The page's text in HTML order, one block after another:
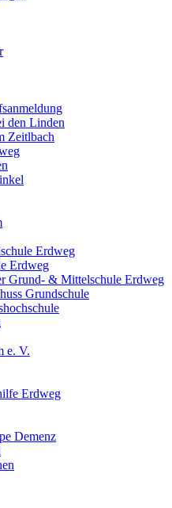
den Linden
Zeitlbach
Erdweg
Erdweg
Grund- & Mittelschule Erdweg
Grundschule
e. V.
Erdweg
Demenz